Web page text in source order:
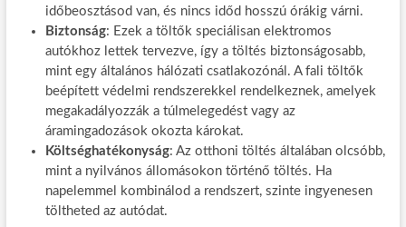
időbeosztásod van, és nincs időd hosszú órákig várni.
Biztonság: Ezek a töltők speciálisan elektromos
autókhoz lettek tervezve, így a töltés biztonságosabb,
mint egy általános hálózati csatlakozónál. A fali töltők
beépített védelmi rendszerekkel rendelkeznek, amelyek
megakadályozzák a túlmelegedést vagy az
áramingadozások okozta károkat.
Költséghatékonyság: Az otthoni töltés általában olcsóbb,
mint a nyilvános állomásokon történő töltés. Ha
napelemmel kombinálod a rendszert, szinte ingyenesen
töltheted az autódat.